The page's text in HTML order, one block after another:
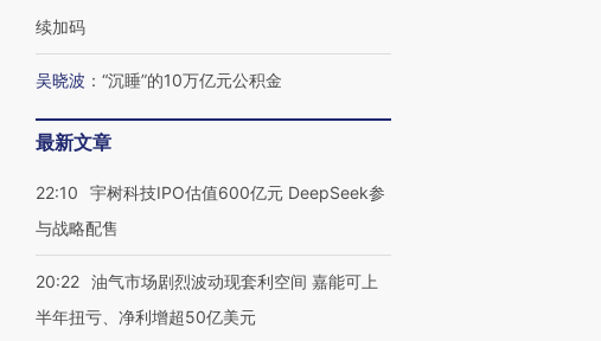
续加码
吴晓波 ： “沉睡”的10万亿元公积金
最新文章
22:10
宇树科技IPO估值600亿元 DeepSeek参
与战略配售
20:22 油气市场剧烈波动现套利空间 嘉能可上
半年扭亏、净利增超50亿美元